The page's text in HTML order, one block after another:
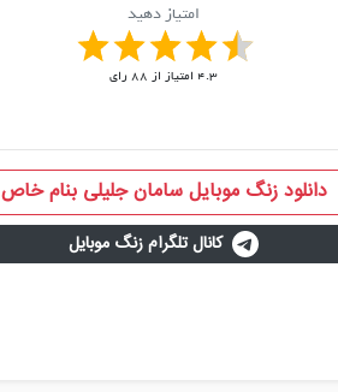
امتیاز دهید
4.3 امتیاز از 88رای
دانلود زنگ موبایل سامان جلیلی بنام خاص
کانال تلگرام زنگ موبایل